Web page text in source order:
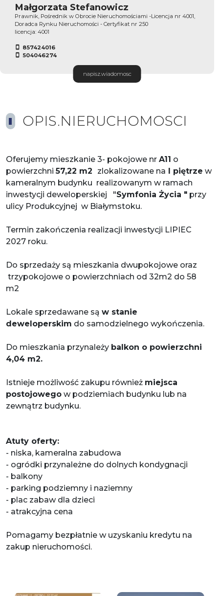
Małgorzata Stefanowicz
Prawnik, Pośrednik w Obrocie Nieruchomościami -Licencja nr 4001,
Doradca Rynku Nieruchomości - Certyfikat nr 250
licencja: 4001
857424016
504046274
napisz.wiadomosc
OPIS.NIERUCHOMOSCI
Oferujemy mieszkanie 3- pokojowe nr A11 o
powierzchni57,22 m2 zlokalizowane na I piętrze w
kameralnym budynku realizowanym w ramach
inwestycji deweloperskiej "Symfonia Życia " przy
ulicy Produkcyjnej w Białymstoku.
Termin zakończenia realizacji inwestycji LIPIEC
2027 roku.
Do sprzedaży są mieszkania dwupokojowe oraz
trzypokojowe o powierzchniach od 32m2 do 58
m2
Lokale sprzedawane są w stanie
deweloperskim do samodzielnego wykończenia.
Do mieszkania przynależy balkon o powierzchni
4,04 m2.
Istnieje możliwość zakupu również miejsca
postojowego w podziemiach budynku lub na
zewnątrz budynku.
Atuty oferty:
- niska, kameralna zabudowa
- ogródki przynależne do dolnych kondygnacji
- balkony
- parking podziemny i naziemny
- plac zabaw dla dzieci
- atrakcyjna cena
Pomagamy bezpłatnie w uzyskaniu kredytu na
zakup nieruchomości.